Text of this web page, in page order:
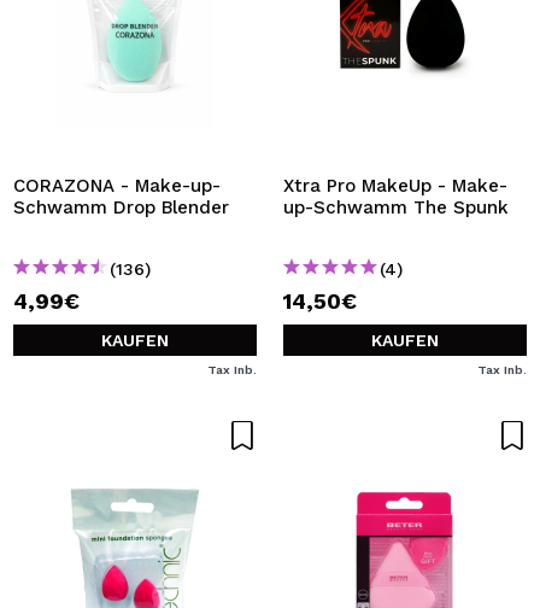
CORAZONA - Make-up-
Schwamm Drop Blender
(136)
4,99€
KAUFEN
Tax Inb.
Xtra Pro MakeUp - Make-
up-Schwamm The Spunk
(4)
14,50€
KAUFEN
Tax Inb.